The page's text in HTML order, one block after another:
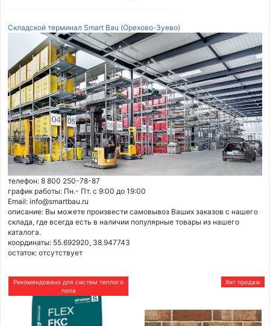
Складской терминал Smart Bau (Орехово-Зуево)
телефон: 8 800 250-78-87
график работы: Пн.- Пт. с 9:00 до 19:00
Email: info@smartbau.ru
описание: Вы можете произвести самовывоз Ваших заказов с нашего
склада, где всегда есть в наличии популярные товары из нашего
каталога.
координаты: 55.692920, 38.947743
остаток: отсутствует
Рекомендовано для систем теплого
пола
Хит продаж